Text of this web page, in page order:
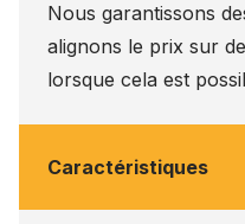
Nous garantissons
alignons le prix sur
lorsque cela est
Caractéristiques